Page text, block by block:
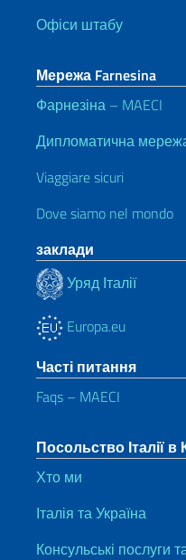
Офіси штабу
Мережа Farnesina
Фарнезіна – MAECI
Дипломатична
Viaggiare sicuri
Dove siamo nel mondo
заклади
Уряд Італії
Europa.eu
Часті питання
Faqs – MAECI
Посольство Італії в
Хто ми
Італія та Україна
Консульські послуги